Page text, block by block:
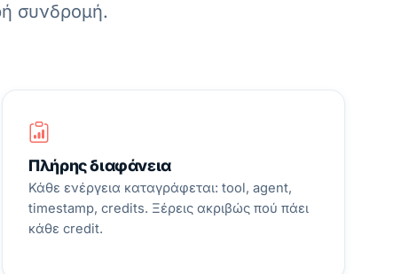
συνδρομή.
Πλήρης διαφάνεια
Κάθε ενέργεια καταγράφεται: tool, agent,
timestamp, credits. Ξέρεις ακριβώς πού πάει
κάθε credit.